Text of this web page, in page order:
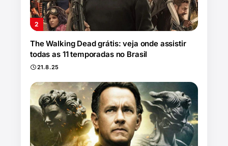
The Walking Dead grátis: veja onde assistir
todas as 11 temporadas no Brasil
21.8.25